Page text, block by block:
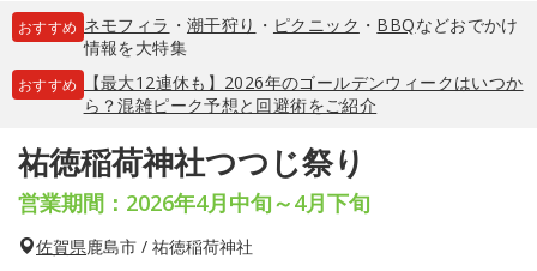
おすすめ ネモフィラ ・ 潮干狩り ・ ピクニック ・ BBQなどおでかけ
情報を大特集
おすすめ
【最大12連休も】2026年のゴールデンウィークはいつか
ら？混雑ピーク予想と回避術をご紹介
祐徳稲荷神社つつじ祭り
営業期間：2026年4月中旬～4月下旬
佐賀県鹿島市 / 祐徳稲荷神社